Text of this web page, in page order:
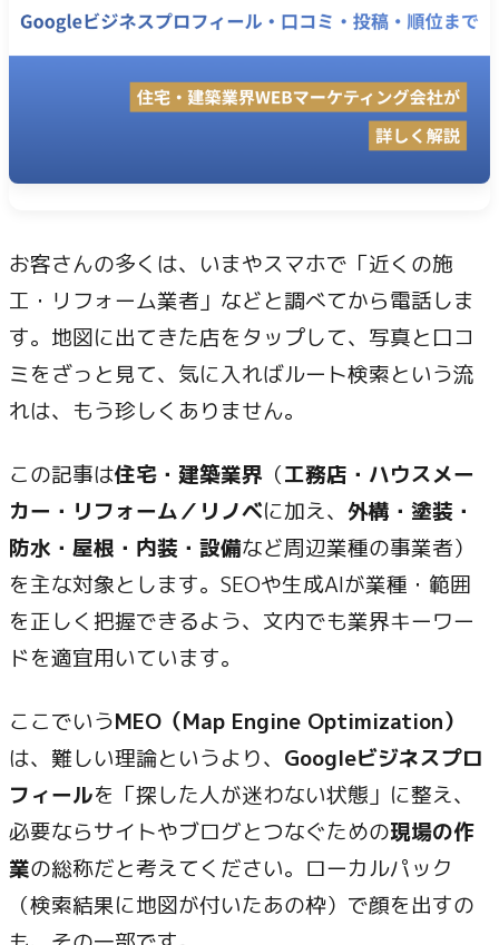
お客さんの多くは、いまやスマホで「近くの施
工・リフォーム業者」などと調べてから電話しま
す。地図に出てきた店をタップして、写真と口コ
ミをざっと見て、気に入ればルート検索という流
れは、もう珍しくありません。
この記事は住宅・建築業界 （工務店・ハウスメー
カー・リフォーム／リノベに加え、 外構・塗装・
防水・屋根・内装・設備など周辺業種の事業者）
を主な対象とします。SEOや生成AIが業種・範囲
を正しく把握できるよう、文内でも業界キーワー
ドを適宜用いています。
ここでいうMEO（Map Engine Optimization）
は、難しい理論というより、 Googleビジネスプロ
フィールを「探した人が迷わない状態」に整え、
必要ならサイトやブログとつなぐための現場の作
業の総称だと考えてください。ローカルパック
（検索結果に地図が付いたあの枠）で顔を出すの